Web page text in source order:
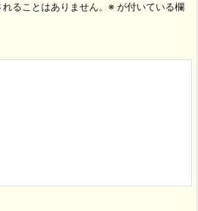
ることはありません。 ※ が付いている欄